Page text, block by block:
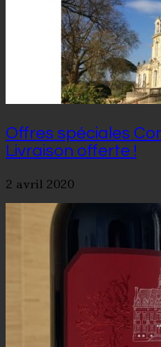
Offres spéciales
Livraison offerte !
2 avril 2020